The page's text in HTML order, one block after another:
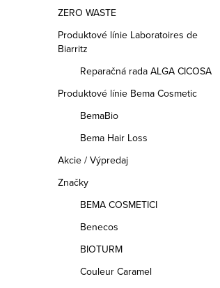
ZERO WASTE
Produktové línie Laboratoires de
Biarritz
Reparačná rada ALGA CICOSA
Produktové línie Bema Cosmetic
BemaBio
Bema Hair Loss
Akcie / Výpredaj
Značky
BEMA COSMETICI
Benecos
BIOTURM
Couleur Caramel